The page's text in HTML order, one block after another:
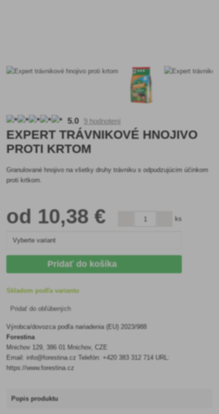
5.0 9 hodnotení
EXPERT TRÁVNIKOVÉ HNOJIVO
PROTI KRTOM
Granulované hnojivo na všetky druhy trávniku s odpudzujúcim účinkom
proti krtkom.
od 10,38 € ks
Pridať do košíka
Skladom podľa variantu
Pridať do obľúbených
Výrobca/dovozca podľa nariadenia (EU) 2023/988
Forestina
Mnichov 129, 386 01 Mnichov, CZE
Email: info@forestina.cz Telefón: +420 383 312 714 URL:
https://www.forestina.cz
Popis produktu